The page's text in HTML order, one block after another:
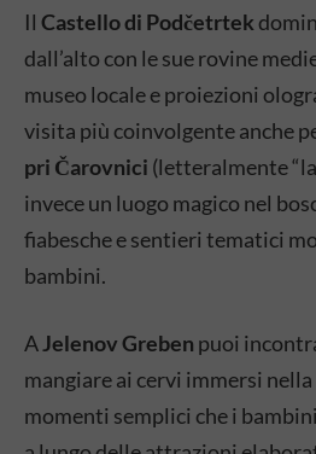
Il Castello di Podčetrtek
dall’alto con le sue rovine
museo locale e proiezioni
visita più coinvolgente anche
pri Čarovnici (letteralmente
invece un luogo magico nel
fiabesche e sentieri tematici
bambini.
AJelenov Greben puoi
mangiare ai cervi immersi
momenti semplici che i